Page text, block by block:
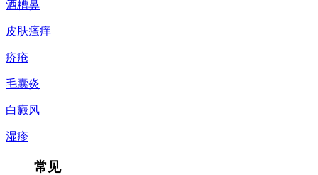
酒糟鼻
皮肤瘙痒
疥疮
毛囊炎
白癜风
湿疹
常见